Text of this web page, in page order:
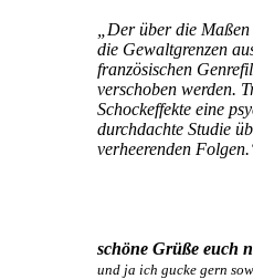
„Der über die
die Gewaltgrenzen
französischen
verschoben werden.
Schockeffekte eine
durchdachte Studie
verheerenden
schöne Grüße euch
und ja ich gucke gern